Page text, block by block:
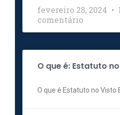
fevereiro 28, 2024
comentário
O que é: Estatuto
O que é Estatuto no Visto